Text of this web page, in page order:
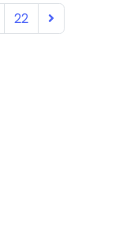
22